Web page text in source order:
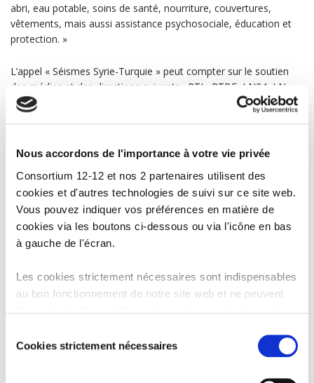
Nous accordons de l'importance à votre vie privée
Consortium 12-12 et nos 2 partenaires utilisent des
cookies et d'autres technologies de suivi sur ce site web.
Vous pouvez indiquer vos préférences en matière de
cookies via les boutons ci-dessous ou via l'icône en bas
à gauche de l'écran.
Les cookies strictement nécessaires sont indispensables
au bon fonctionnement de notre site web et ne peuvent
services. Les cookies fonctionnels permettent de
autorisent à activer le filtre anti-spam Recaptcha. Nos
duCookies strictement nécessaires
abri, eau potable, soins de santé, nourriture, couvertures,
vêtements, mais aussi assistance psychosociale, éducation et
protection. »
L’appel « Séismes Syrie-Turquie » peut compter sur le soutien
des médias et des directions suivants : RTL, RTBF, LN24, LN-
Radio, N-Group, Groupe Rossel, Sud Media, AB3, La Première,
Musiq3, VivaCité, Viva+, Tipik, Classic 21, Tarmac, JAM, Radio
Roularta, JC Decaux, Clear Channel, Transfer, VRT, DPG et SBS.